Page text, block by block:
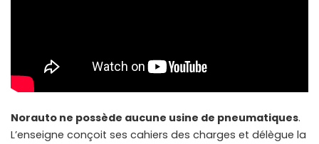
Norauto ne possède aucune usine de pneumatiques.
L’enseigne conçoit ses cahiers des charges et délègue la